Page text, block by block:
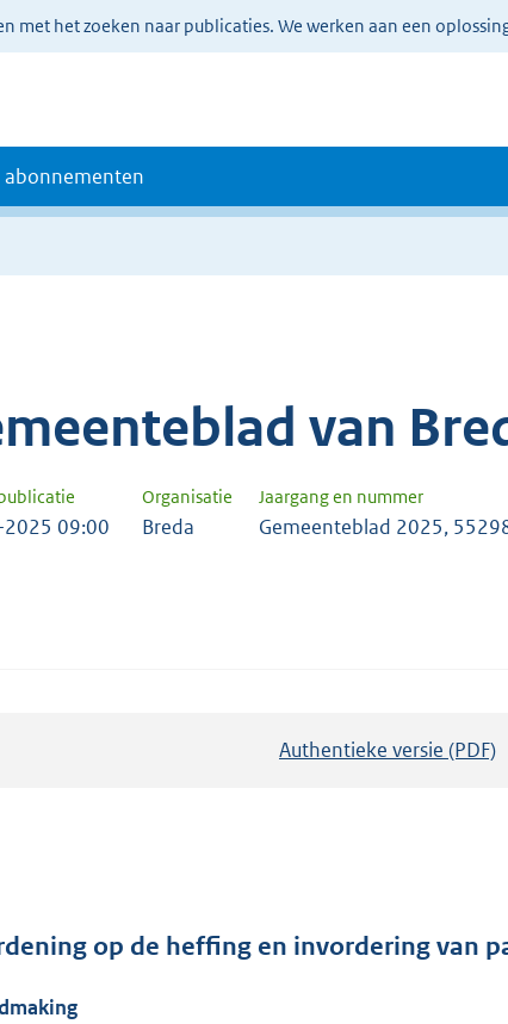
met het zoeken naar publicaties. We werken aan een
abonnementen
van
Organisatie Jaargang en nummer
09:00 Breda Gemeenteblad 2025,
Authentieke versie (PDF)
d
op de heffing en invordering van